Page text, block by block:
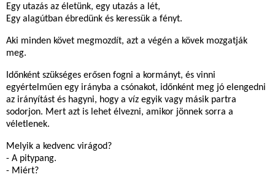
Egy utazás az életünk, egy utazás a lét,
Egy alagútban ébredünk és keressük a fényt.
Aki minden követ megmozdít, azt a végén a kövek mozgatják
meg.
Időnként szükséges erősen fogni a kormányt, és vinni
egyértelműen egy irányba a csónakot, időnként meg jó elengedni
az irányítást és hagyni, hogy a víz egyik vagy másik partra
sodorjon. Mert azt is lehet élvezni, amikor jönnek sorra a
véletlenek.
Melyik a kedvenc virágod?
- A pitypang.
- Miért?